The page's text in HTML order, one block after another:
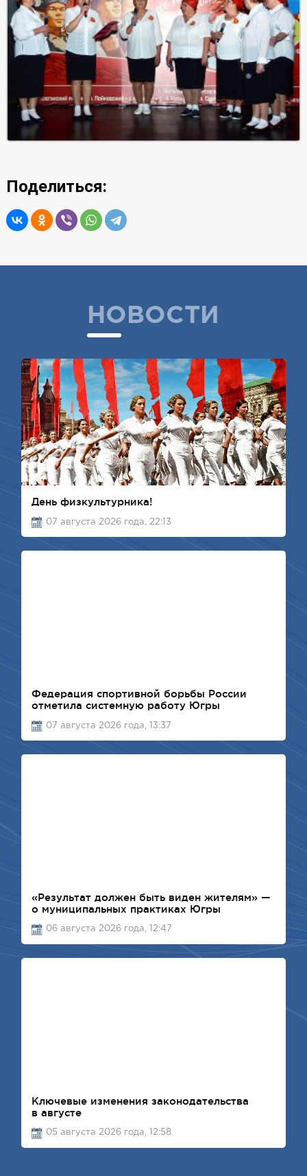
Поделиться:
НОВОСТИ
День физкультурника!
07 августа 2026 года, 22:13
Федерация спортивной борьбы России
отметила системную работу Югры
07 августа 2026 года, 13:37
«Результат должен быть виден жителям» —
о муниципальных практиках Югры
06 августа 2026 года, 12:47
Ключевые изменения законодательства
в августе
05 августа 2026 года, 12:58